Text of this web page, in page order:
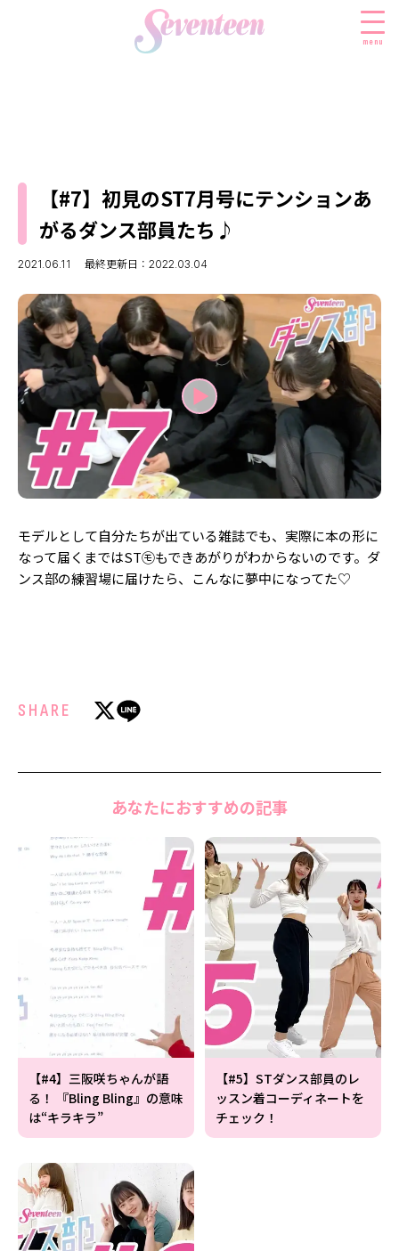
menu
FASHION
ファッションニュース
モデル私服
着回し
着痩せ
BEAUTY
ビューティニュース
トレンドメイク
ベストコスメ
ヘアアレンジ・ヘアケア
スキンケア
ボディケア
SCHOOL
制服コーデ
学校ヘアメイク
勉強・受験・進路
ENTERTAINMENT
エンタメニュース
なにわ男子
K-POP
LIFESTYLE
ライフスタイルニュース
JKランキング・アワード
モデルの購入品
おでかけ
お悩み相談
JK TREND
JKトレンドニュース
MODELS
MODEL'S BLOG
TikTok
YouTube
FORTUNE
INFORMATION
Follow us
ST member
新規会員登録・ログイン
【#7】初見のST7月号にテンションあ
がるダンス部員たち♪
2021.06.11 最終更新日：2022.03.04
モデルとして自分たちが出ている雑誌でも、実際に本の形に
なって届くまではST㋲もできあがりがわからないのです。ダ
ンス部の練習場に届けたら、こんなに夢中になってた♡
SHARE
あなたにおすすめの記事
【#4】三阪咲ちゃんが語
る！ 『Bling Bling』の意味
は“キラキラ”
【#5】STダンス部員のレ
ッスン着コーディネートを
チェック！